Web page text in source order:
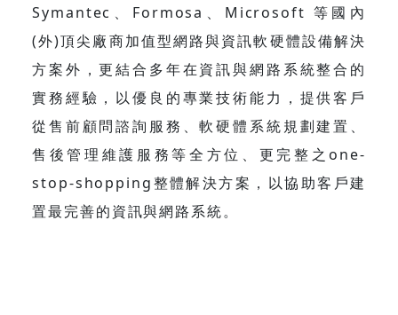
Symantec、Formosa、Microsoft 等國內
(外)頂尖廠商加值型網路與資訊軟硬體設備解決
方案外，更結合多年在資訊與網路系統整合的
實務經驗，以優良的專業技術能力，提供客戶
從售前顧問諮詢服務、軟硬體系統規劃建置、
售後管理維護服務等全方位、更完整之one-
stop-shopping整體解決方案，以協助客戶建
置最完善的資訊與網路系統。